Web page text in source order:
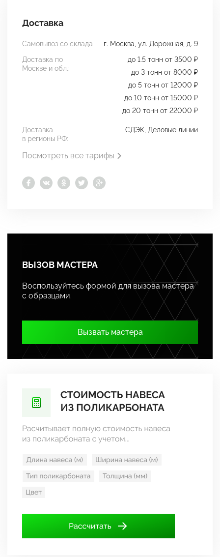
Доставка
Самовывоз со склада
г. Москва, ул. Дорожная, д. 9
Доставка по
Москве и обл.:
до 1.5 тонн от 3500 ₽
до 3 тонн от 8000 ₽
до 5 тонн от 12000 ₽
до 10 тонн от 15000 ₽
до 20 тонн от 22000 ₽
Доставка
в регионы РФ:
СДЭК, Деловые линии
Посмотреть все тарифы
ВЫЗОВ МАСТЕРА
Воспользуйтесь формой для вызова мастера
с образцами.
Вызвать мастера